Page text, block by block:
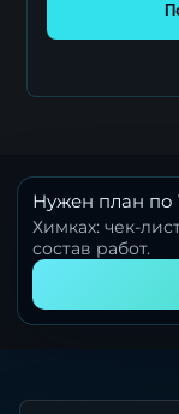
Нужен план по
Химках: чек-
состав работ.